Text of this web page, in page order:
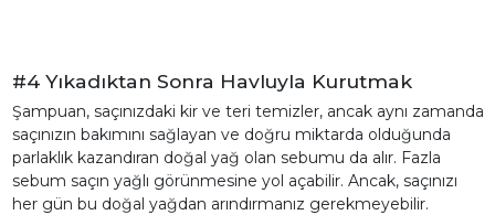
#4 Yıkadıktan Sonra Havluyla Kurutmak
Şampuan, saçınızdaki kir ve teri temizler, ancak aynı zamanda
saçınızın bakımını sağlayan ve doğru miktarda olduğunda
parlaklık kazandıran doğal yağ olan sebumu da alır. Fazla
sebum saçın yağlı görünmesine yol açabilir. Ancak, saçınızı
her gün bu doğal yağdan arındırmanız gerekmeyebilir.